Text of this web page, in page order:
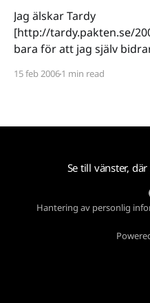
Jag älskar Tardy
[http://tardy.pakten.se/
bara för att jag själv
underhållande blogg. Tipsen till obskyra sajter, bilder,
15 feb 20061 min read
Se till vänster,
Hantering av personlig